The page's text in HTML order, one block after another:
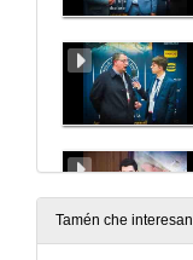
Tamén che interesan